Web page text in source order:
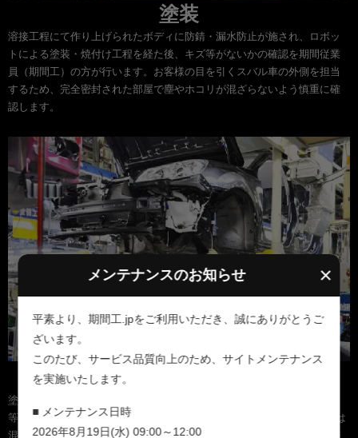
塗装
溶接工程にて作り上げられたボディに防錆・漏水防止が施され、ロボッ
トによる塗装・焼付け工程を経た後、キズ等がないかの確認を期間従業
員（期間工）の方が行います。お客様の目を引くスバル車の外側を担当
するため、完全密封された部屋で塵やホコリが混ざらないよう慎重に確
認します。
塗装されたボディにエンジン・トランスミッション・ハンドル・タイヤ
等を取付けます。取付け部品は3万点を超えます。スバルの生産ラインは
混流ラインで、1台1台違う車種、違う仕様のスバル車が流れます。仕様
メンテナンスのお知らせ ×
平素より、期間工.jpをご利用いただき、誠にありがとうご
ざいます。
このたび、サービス品質向上のため、サイトメンテナンス
を実施いたします。
■ メンテナンス日時
2026年8月19日(水) 09:00～12:00